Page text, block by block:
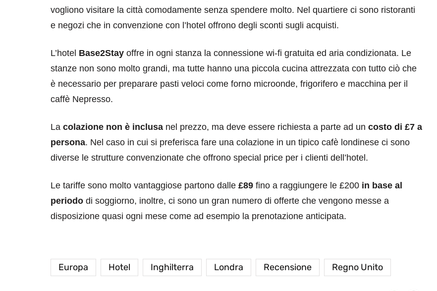
vogliono visitare la città comodamente senza spendere molto. Nel quartiere ci sono ristoranti
e negozi che in convenzione con l’hotel offrono degli sconti sugli acquisti.
L’hotel Base2Stay offre in ogni stanza la connessione wi-fi gratuita ed aria condizionata. Le
stanze non sono molto grandi, ma tutte hanno una piccola cucina attrezzata con tutto ciò che
è necessario per preparare pasti veloci come forno microonde, frigorifero e macchina per il
caffè Nepresso.
La colazione non è inclusa nel prezzo, ma deve essere richiesta a parte ad un costo di £7 a
persona. Nel caso in cui si preferisca fare una colazione in un tipico cafè londinese ci sono
diverse le strutture convenzionate che offrono special price per i clienti dell’hotel.
Le tariffe sono molto vantaggiose partono dalle £89 fino a raggiungere le £200 in base al
periodo di soggiorno, inoltre, ci sono un gran numero di offerte che vengono messe a
disposizione quasi ogni mese come ad esempio la prenotazione anticipata.
Europa Hotel Inghilterra Londra Recensione Regno Unito